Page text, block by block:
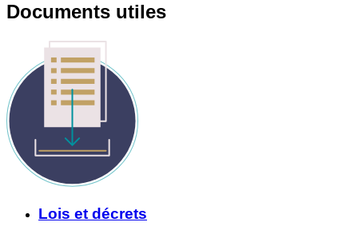
Documents utiles
Lois et décrets